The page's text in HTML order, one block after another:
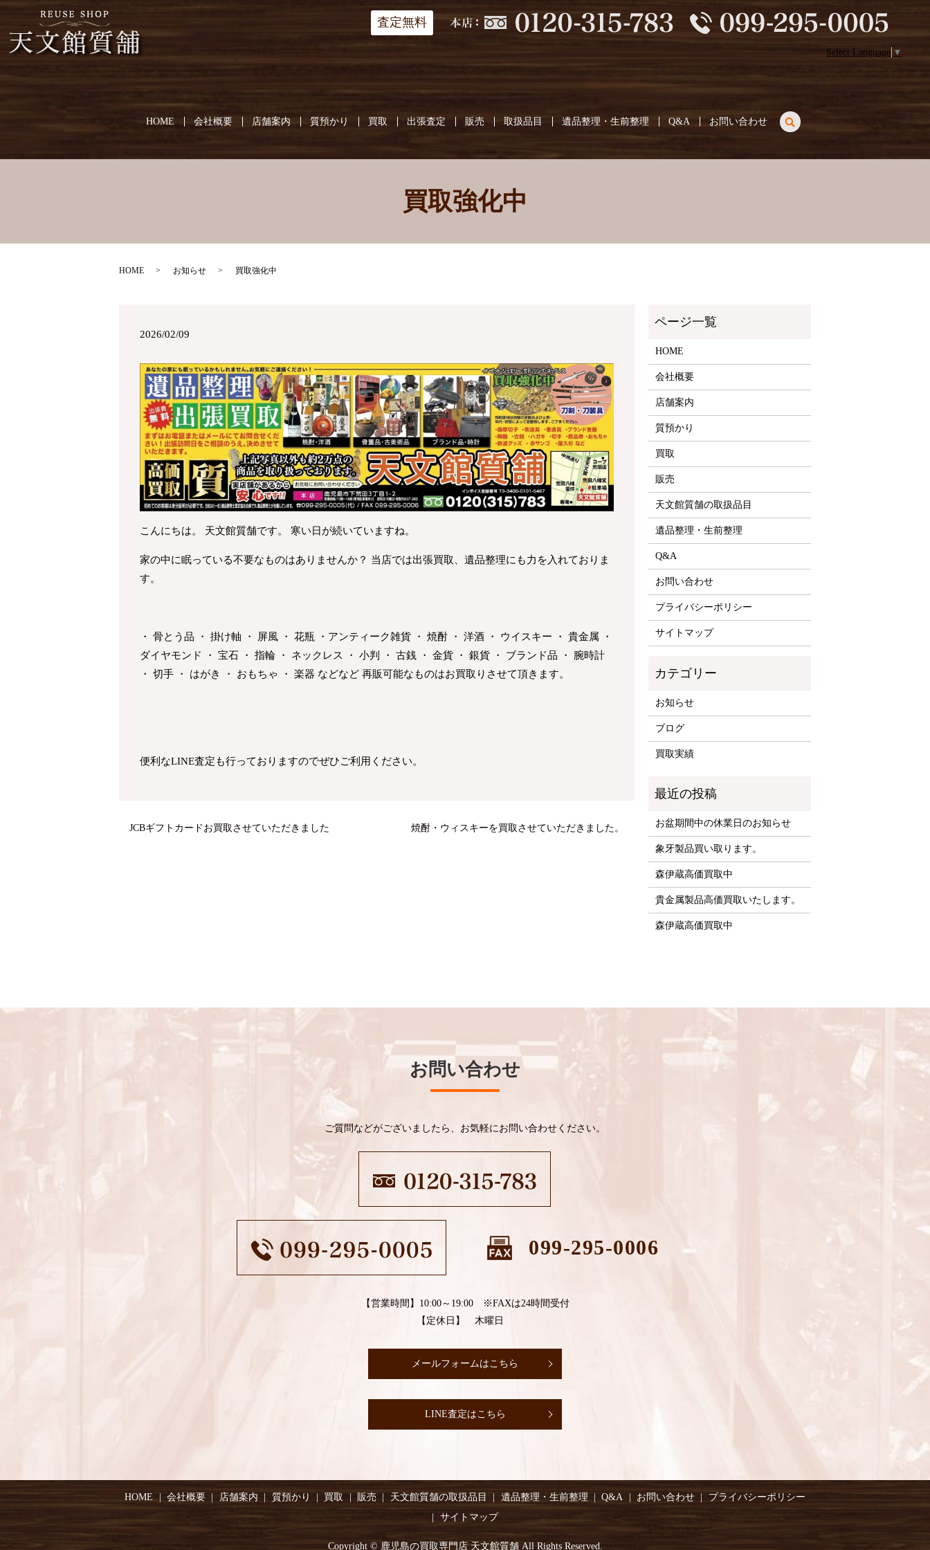
HOME 会社概要 店舗案内 質預かり 買取 出張査定 販売 取扱品目 遺品整理・生前整理 Q&A お問い合わせ search
査定無料
Select Language ▼
買取強化中
HOME お知らせ 買取強化中
2026/02/09
こんにちは。 天文館質舗です。 寒い日が続いていますね。
家の中に眠っている不要なものはありませんか？ 当店では出張買取、遺品整理にも力を入れておりま
す。
・ 骨とう品 ・ 掛け軸 ・ 屏風 ・ 花瓶 ・アンティーク雑貨 ・ 焼酎 ・ 洋酒 ・ ウイスキー ・ 貴金属 ・
ダイヤモンド ・ 宝石 ・ 指輪 ・ ネックレス ・ 小判 ・ 古銭 ・ 金貨 ・ 銀貨 ・ ブランド品 ・ 腕時計
・ 切手 ・ はがき ・ おもちゃ ・ 楽器 などなど 再販可能なものはお買取りさせて頂きます。
便利なLINE査定も行っておりますのでぜひご利用ください。
JCBギフトカードお買取させていただきました 焼酎・ウィスキーを買取させていただきました。
HOME
会社概要
店舗案内
質預かり
買取
販売
天文館質舗の取扱品目
遺品整理・生前整理
Q&A
お問い合わせ
プライバシーポリシー
サイトマップ
お知らせ
ブログ
買取実績
お盆期間中の休業日のお知らせ
象牙製品買い取ります。
森伊蔵高価買取中
貴金属製品高価買取いたします。
森伊蔵高価買取中
お問い合わせ
ご質問などがございましたら、お気軽にお問い合わせください。
099-295-0006
【営業時間】10:00～19:00 ※FAXは24時間受付
【定休日】 木曜日
メールフォームはこちら
LINE査定はこちら
HOME 会社概要 店舗案内 質預かり 買取 販売 天文館質舗の取扱品目 遺品整理・生前整理 Q&A お問い合わせ
プライバシーポリシー
サイトマップ
Copyright © 鹿児島の買取専門店 天文館質舗 All Rights Reserved.